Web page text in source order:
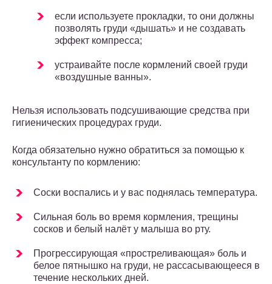
если используете прокладки, то они должны
позволять груди «дышать» и не создавать
эффект компресса;
устраивайте после кормлений своей груди
«воздушные ванны».
Нельзя использовать подсушивающие средства при
гигиенических процедурах груди.
Когда обязательно нужно обратиться за помощью к
консультанту по кормлению:
Соски воспались и у вас поднялась температура.
Сильная боль во время кормления, трещины
сосков и белый налёт у малыша во рту.
Прогрессирующая «простреливающая» боль и
белое пятнышко на груди, не рассасывающееся в
течение нескольких дней.